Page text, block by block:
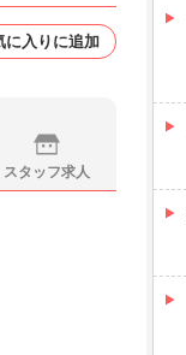
入りに追加
スタッフ求人